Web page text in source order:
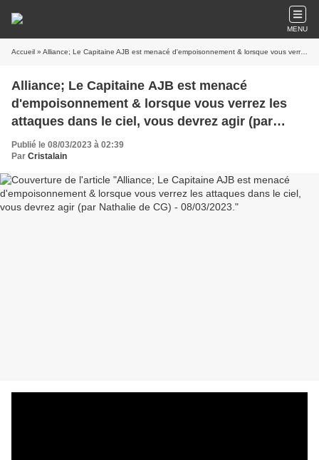
MENU
Accueil » Alliance; Le Capitaine AJB est menacé d'empoisonnement & lorsque vous verrez les attaques dans le ciel, vous devrez agir (par Nathalie de CG) - 08/03/2023.
Alliance; Le Capitaine AJB est menacé
d'empoisonnement & lorsque vous verrez les
attaques dans le ciel, vous devrez agir (par
Nathalie de CG) - 08/03/2023.
Publié le 08/03/2023 à 02:39
Par Cristalain